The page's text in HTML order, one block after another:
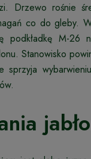
Drzewo rośnie
co do gleby.
podkładkę M-26
Stanowisko
sprzyja